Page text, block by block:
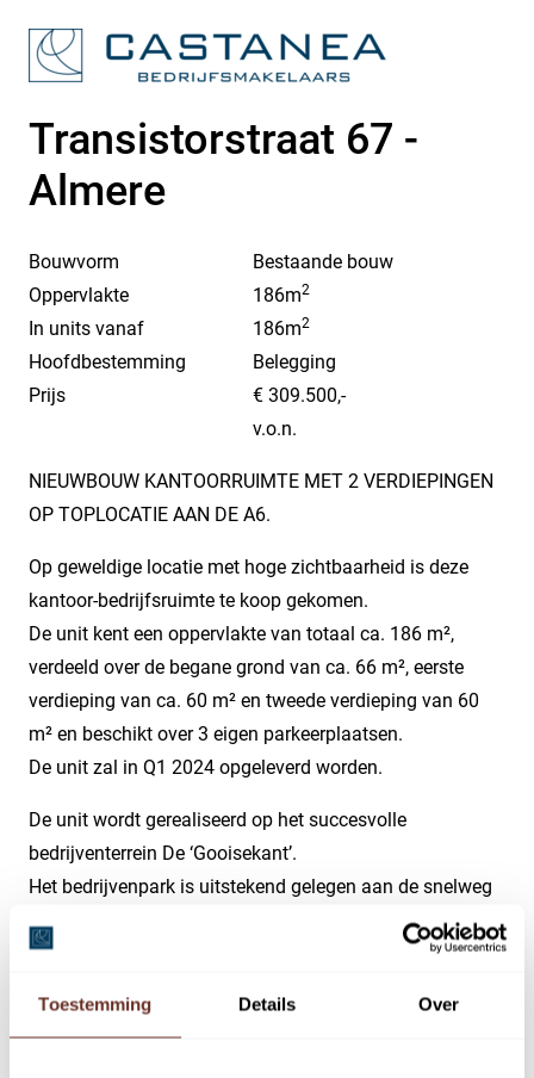
Toestemming Details Over
Transistorstraat 67 -
Almere
Bouwvorm
Bestaande bouw
Oppervlakte
186m2
In units vanaf 186m2
Hoofdbestemming
Belegging
Prijs
€ 309.500,-
v.o.n.
NIEUWBOUW KANTOORRUIMTE MET 2 VERDIEPINGEN
OP TOPLOCATIE AAN DE A6.
Op geweldige locatie met hoge zichtbaarheid is deze
kantoor-bedrijfsruimte te koop gekomen.
De unit kent een oppervlakte van totaal ca. 186 m²,
verdeeld over de begane grond van ca. 66 m², eerste
verdieping van ca. 60 m² en tweede verdieping van 60
m² en beschikt over 3 eigen parkeerplaatsen.
De unit zal in Q1 2024 opgeleverd worden.
De unit wordt gerealiseerd op het succesvolle
bedrijventerrein De ‘Gooisekant’.
Het bedrijvenpark is uitstekend gelegen aan de snelweg
A6, welke aansluit op de A1 (Amsterdam-Amersfoort-
Utrecht), Amsterdam is met 20 autominuten bereikbaar.
meter afstand.